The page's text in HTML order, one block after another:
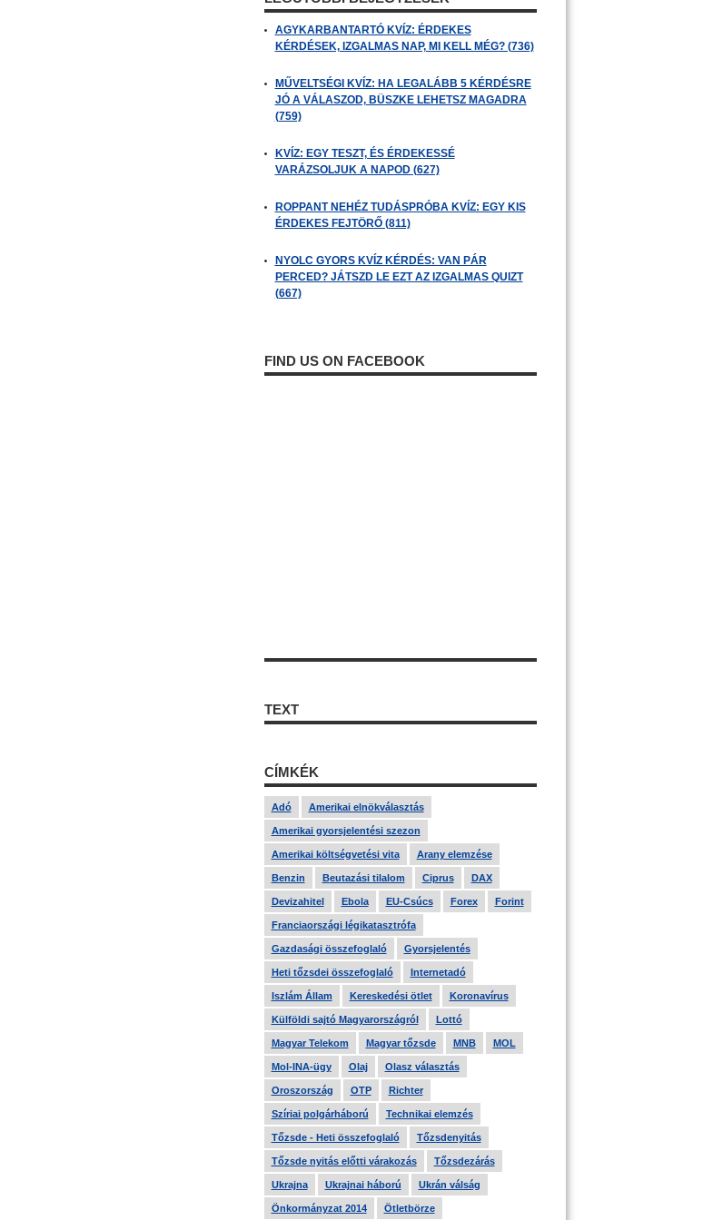
AGYKARBANTARTÓ KVÍZ: ÉRDEKES
KÉRDÉSEK, IZGALMAS NAP, MI KELL MÉG? (736)
MŰVELTSÉGI KVÍZ: HA LEGALÁBB 5 KÉRDÉSRE
JÓ A VÁLASZOD, BÜSZKE LEHETSZ MAGADRA
(759)
KVÍZ: EGY TESZT, ÉS ÉRDEKESSÉ
VARÁZSOLJUK A NAPOD (627)
ROPPANT NEHÉZ TUDÁSPRÓBA KVÍZ: EGY KIS
ÉRDEKES FEJTÖRŐ (811)
NYOLC GYORS KVÍZ KÉRDÉS: VAN PÁR
PERCED? JÁTSZD LE EZT AZ IZGALMAS QUIZT
(667)
FIND US ON FACEBOOK
TEXT
CÍMKÉK
Adó Amerikai elnökválasztás
Amerikai gyorsjelentési szezon
Amerikai költségvetési vita Arany elemzése
Benzin Beutazási tilalom Ciprus DAX
Devizahitel Ebola EU-Csúcs Forex Forint
Franciaországi légikatasztrófa
Gazdasági összefoglaló Gyorsjelentés
Heti tőzsdei összefoglaló Internetadó
Iszlám Állam Kereskedési ötlet Koronavírus
Külföldi sajtó Magyarországról Lottó
Magyar Telekom Magyar tőzsde MNB MOL
Mol-INA-ügy Olaj Olasz választás
Oroszország OTP Richter
Szíriai polgárháború Technikai elemzés
Tőzsde - Heti összefoglaló Tőzsdenyitás
Tőzsde nyitás előtti várakozás Tőzsdezárás
Ukrajna Ukrajnai háború Ukrán válság
Önkormányzat 2014 Ötletbörze